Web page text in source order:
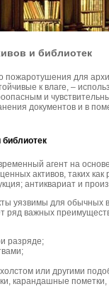
и библиотек
пожаротушения для
к влаге, –
и
документов и в
агент на
активов, таких как
антиквариат и
уязвимы для обычных
ряд важных
разряде;
или другими
карандашные пометки,